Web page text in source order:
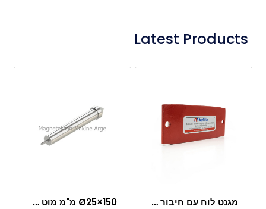
Latest Products
מגנט לוח עם חיבור מיוחד מניאודימיום Ø25×150 מ"מ מוט מגנטי עם בורג מוט – ראש בצורת קליע